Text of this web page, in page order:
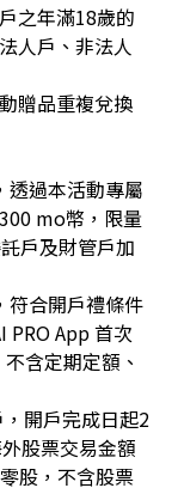
之年滿18歲的
人戶、非法人
贈品重複兌換
過本活動專屬
mo幣，限量
戶及財管戶加
符合開戶禮條件
PRO App 首次
含定期定額、
開戶完成日起2
股票交易金額
股，不含股票